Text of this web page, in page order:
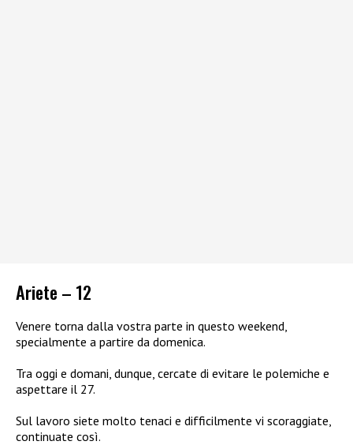
Ariete – 12
Venere torna dalla vostra parte in questo weekend,
specialmente a partire da domenica.
Tra oggi e domani, dunque, cercate di evitare le polemiche e
aspettare il 27.
Sul lavoro siete molto tenaci e difficilmente vi scoraggiate,
continuate così.